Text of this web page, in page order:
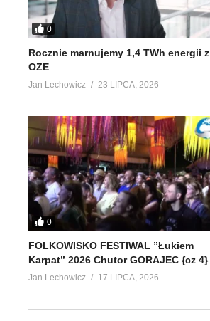
0
Rocznie marnujemy 1,4 TWh energii z
OZE
Jan Lechowicz 23 LIPCA, 2026
0
FOLKOWISKO FESTIWAL ”Łukiem
Karpat” 2026 Chutor GORAJEC {cz 4}
Jan Lechowicz 17 LIPCA, 2026